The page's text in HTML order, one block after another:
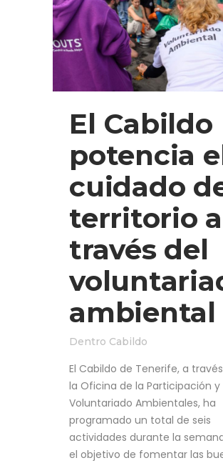
El Cabildo
potencia
cuidado
territorio a
través del
ambiental
Dentro Cabildo
El Cabildo de Tenerife, a
la Oficina de la Participación y
Voluntariado Ambientales, ha
programado un total de seis
actividades durante la
el objetivo de fomentar las